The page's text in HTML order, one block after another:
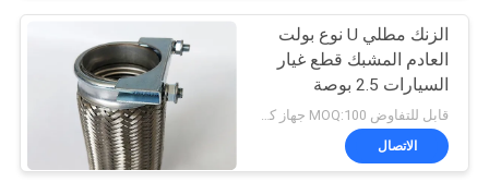
الزنك مطلي U نوع بولت
العادم المشبك قطع غيار
السيارات 2.5 بوصة
قابل للتفاوض MOQ:100 جهاز كمبيوتر أو التفاوض
الاتصال